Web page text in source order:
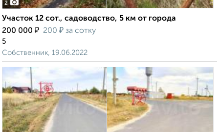
2
Участок 12 сот., садоводство, 5 км от города
200 000 ₽ 200 ₽ за сотку
5
Собственник, 19.06.2022